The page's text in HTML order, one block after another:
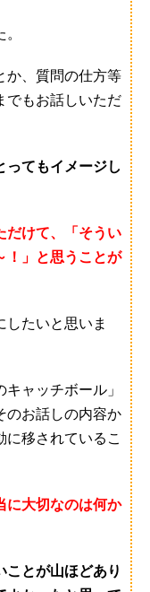
か、質問の仕方等
でもお話しいただ
ってもイメージし
だけて、「そうい
！」と思うことが
したいと思いま
ャッチボール」
のお話しの内容か
に移されているこ
に大切なのは何か
ことが山ほどあり